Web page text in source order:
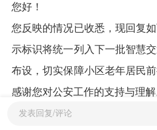
您好！
您反映的情况已收悉，现回复
示标识将统一列入下一批智慧
布设，切实保障小区老年居民
感谢您对公安工作的支持与理解
湘